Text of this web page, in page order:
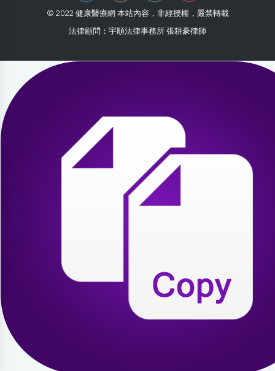
© 2022 健康醫療網 本站內容，非經授權，嚴禁轉載
法律顧問：宇順法律事務所 張耕豪律師